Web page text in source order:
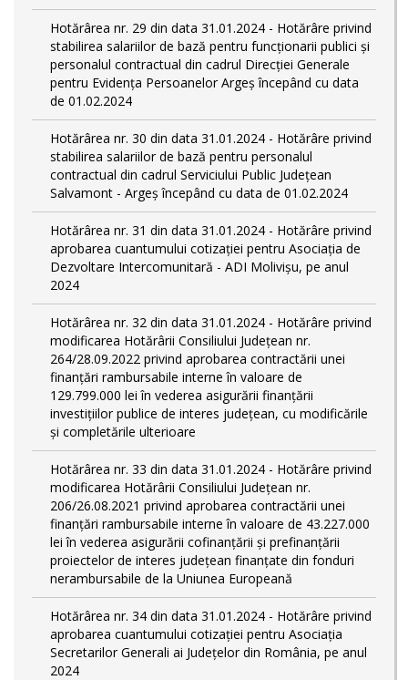
Hotărârea nr. 29 din data 31.01.2024 - Hotărâre privind
stabilirea salariilor de bază pentru funcționarii publici și
personalul contractual din cadrul Direcției Generale
pentru Evidența Persoanelor Argeş începând cu data
de 01.02.2024
Hotărârea nr. 30 din data 31.01.2024 - Hotărâre privind
stabilirea salariilor de bază pentru personalul
contractual din cadrul Serviciului Public Județean
Salvamont - Argeș începând cu data de 01.02.2024
Hotărârea nr. 31 din data 31.01.2024 - Hotărâre privind
aprobarea cuantumului cotizației pentru Asociația de
Dezvoltare Intercomunitară - ADI Molivișu, pe anul
2024
Hotărârea nr. 32 din data 31.01.2024 - Hotărâre privind
modificarea Hotărârii Consiliului Județean nr.
264/28.09.2022 privind aprobarea contractării unei
finanțări rambursabile interne în valoare de
129.799.000 lei în vederea asigurării finanțării
investițiilor publice de interes județean, cu modificările
și completările ulterioare
Hotărârea nr. 33 din data 31.01.2024 - Hotărâre privind
modificarea Hotărârii Consiliului Județean nr.
206/26.08.2021 privind aprobarea contractării unei
finanțări rambursabile interne în valoare de 43.227.000
lei în vederea asigurării cofinanțării și prefinanțării
proiectelor de interes județean finanțate din fonduri
nerambursabile de la Uniunea Europeană
Hotărârea nr. 34 din data 31.01.2024 - Hotărâre privind
aprobarea cuantumului cotizației pentru Asociația
Secretarilor Generali ai Județelor din România, pe anul
2024